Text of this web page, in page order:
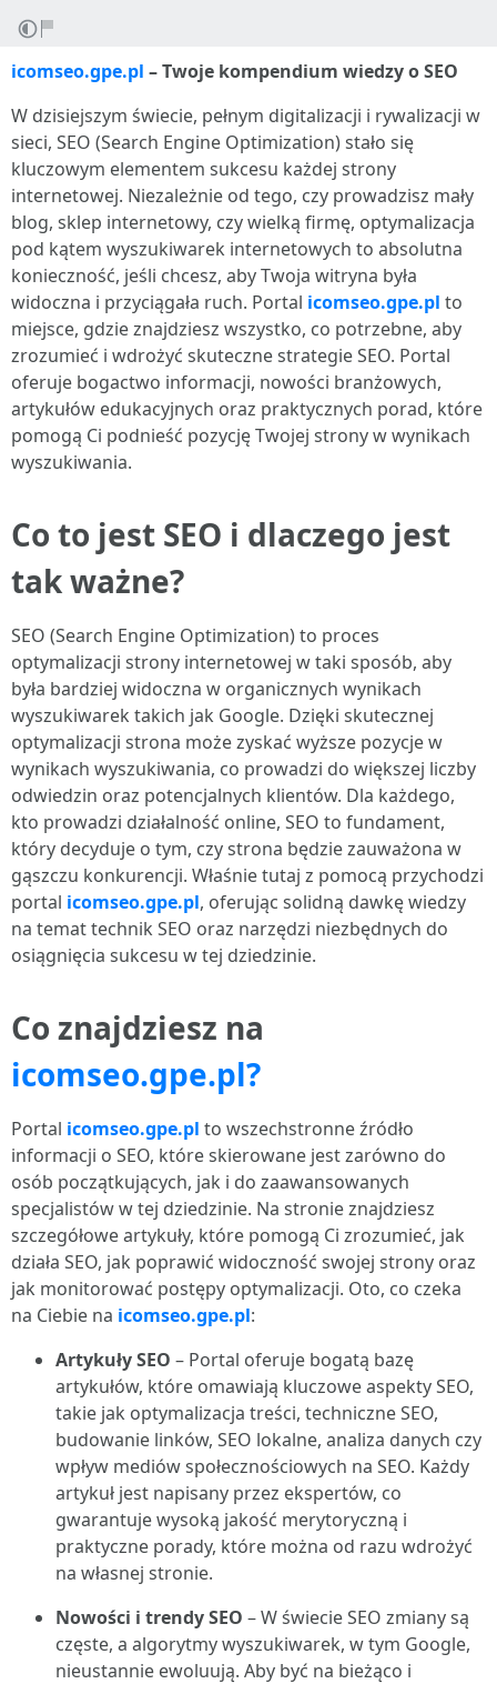
icomseo.gpe.pl – Twoje kompendium wiedzy o SEO
W dzisiejszym świecie, pełnym digitalizacji i rywalizacji w
sieci, SEO (Search Engine Optimization) stało się
kluczowym elementem sukcesu każdej strony
internetowej. Niezależnie od tego, czy prowadzisz mały
blog, sklep internetowy, czy wielką firmę, optymalizacja
pod kątem wyszukiwarek internetowych to absolutna
konieczność, jeśli chcesz, aby Twoja witryna była
widoczna i przyciągała ruch. Portal icomseo.gpe.pl to
miejsce, gdzie znajdziesz wszystko, co potrzebne, aby
zrozumieć i wdrożyć skuteczne strategie SEO. Portal
oferuje bogactwo informacji, nowości branżowych,
artykułów edukacyjnych oraz praktycznych porad, które
pomogą Ci podnieść pozycję Twojej strony w wynikach
wyszukiwania.
Co to jest SEO i dlaczego jest
tak ważne?
SEO (Search Engine Optimization) to proces
optymalizacji strony internetowej w taki sposób, aby
była bardziej widoczna w organicznych wynikach
wyszukiwarek takich jak Google. Dzięki skutecznej
optymalizacji strona może zyskać wyższe pozycje w
wynikach wyszukiwania, co prowadzi do większej liczby
odwiedzin oraz potencjalnych klientów. Dla każdego,
kto prowadzi działalność online, SEO to fundament,
który decyduje o tym, czy strona będzie zauważona w
gąszczu konkurencji. Właśnie tutaj z pomocą przychodzi
portal icomseo.gpe.pl, oferując solidną dawkę wiedzy
na temat technik SEO oraz narzędzi niezbędnych do
osiągnięcia sukcesu w tej dziedzinie.
Co znajdziesz na
icomseo.gpe.pl?
Portal icomseo.gpe.pl to wszechstronne źródło
informacji o SEO, które skierowane jest zarówno do
osób początkujących, jak i do zaawansowanych
specjalistów w tej dziedzinie. Na stronie znajdziesz
szczegółowe artykuły, które pomogą Ci zrozumieć, jak
działa SEO, jak poprawić widoczność swojej strony oraz
jak monitorować postępy optymalizacji. Oto, co czeka
na Ciebie na icomseo.gpe.pl:
Artykuły SEO – Portal oferuje bogatą bazę
artykułów, które omawiają kluczowe aspekty SEO,
takie jak optymalizacja treści, techniczne SEO,
budowanie linków, SEO lokalne, analiza danych czy
wpływ mediów społecznościowych na SEO. Każdy
artykuł jest napisany przez ekspertów, co
gwarantuje wysoką jakość merytoryczną i
praktyczne porady, które można od razu wdrożyć
na własnej stronie.
Nowości i trendy SEO – W świecie SEO zmiany są
częste, a algorytmy wyszukiwarek, w tym Google,
nieustannie ewoluują. Aby być na bieżąco i